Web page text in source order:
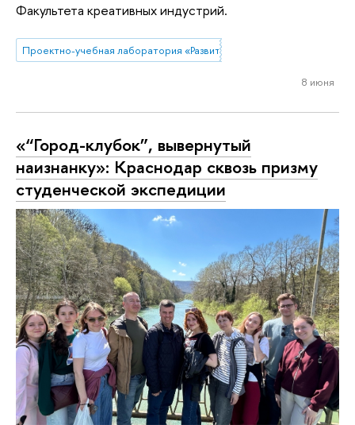
Факультета креативных индустрий.
Проектно-учебная лаборатория «Развитие университетов»
8 июня
«“Город-клубок”, вывернутый
наизнанку»: Краснодар сквозь призму
студенческой экспедиции